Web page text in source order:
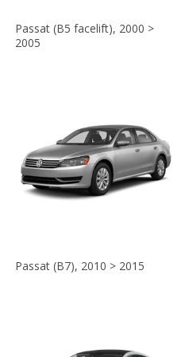
Passat (B5 facelift), 2000 >
2005
Passat (B7), 2010 > 2015